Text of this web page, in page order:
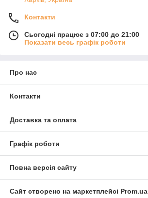
Контакти
Сьогодні працює з 07:00 до 21:00
Показати весь графік роботи
Про нас
Контакти
Доставка та оплата
Графік роботи
Повна версія сайту
Сайт створено на маркетплейсі Prom.ua